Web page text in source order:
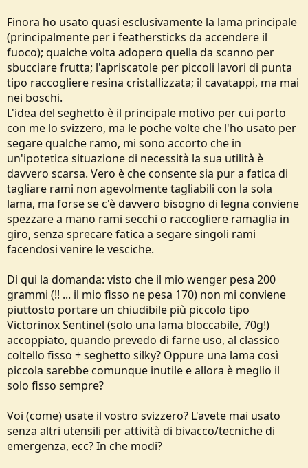
Finora ho usato quasi esclusivamente la lama principale
(principalmente per i feathersticks da accendere il
fuoco); qualche volta adopero quella da scanno per
sbucciare frutta; l'apriscatole per piccoli lavori di punta
tipo raccogliere resina cristallizzata; il cavatappi, ma mai
nei boschi.
L'idea del seghetto è il principale motivo per cui porto
con me lo svizzero, ma le poche volte che l'ho usato per
segare qualche ramo, mi sono accorto che in
un'ipotetica situazione di necessità la sua utilità è
davvero scarsa. Vero è che consente sia pur a fatica di
tagliare rami non agevolmente tagliabili con la sola
lama, ma forse se c'è davvero bisogno di legna conviene
spezzare a mano rami secchi o raccogliere ramaglia in
giro, senza sprecare fatica a segare singoli rami
facendosi venire le vesciche.
Di qui la domanda: visto che il mio wenger pesa 200
grammi (!! ... il mio fisso ne pesa 170) non mi conviene
piuttosto portare un chiudibile più piccolo tipo
Victorinox Sentinel (solo una lama bloccabile, 70g!)
accoppiato, quando prevedo di farne uso, al classico
coltello fisso + seghetto silky? Oppure una lama così
piccola sarebbe comunque inutile e allora è meglio il
solo fisso sempre?
Voi (come) usate il vostro svizzero? L'avete mai usato
senza altri utensili per attività di bivacco/tecniche di
emergenza, ecc? In che modi?